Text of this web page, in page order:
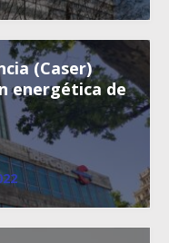
(Caser)
energética de